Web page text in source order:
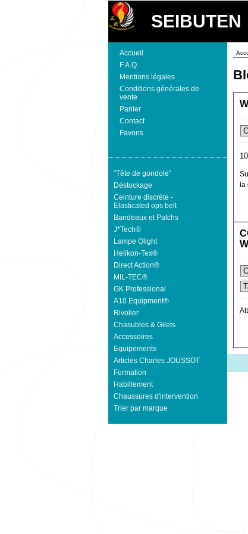
SEIBUTEN
Accueil
F.A.Q.
Mentions légales
Conditions générales de
vente
Panier
Contact
Favoris
"Tête de gondole"
Déstockage
Ceinture discrète -
Elasticated ops belt
Bandeaux et Patchs
J*Tech®
Lampe Olight
Helikon-Tex®
Direct Action®
MIL-TEC®
GK Professional
A10 Equipment®
Rivolier
Chasubles & Gilets
Accessoires
Equipements
Articles Charles JOUSSOT
Formation
Habillement
Chaussures d'intervention
Trier par marque